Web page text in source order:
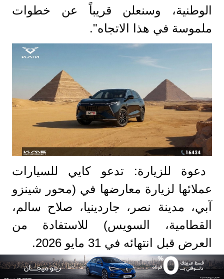
الوطنية، وسنعلن قريباً عن خطوات
ملموسة في هذا الاتجاه".
دعوة للزيارة: تدعو كايي للسيارات
عملائها لزيارة معارضها في (محور شينزو
آبي، مدينة نصر، جاردينيا، صلاح سالم،
القطامية، السويس) للاستفادة من
العرض قبل انتهائه في 31 مايو 2026.